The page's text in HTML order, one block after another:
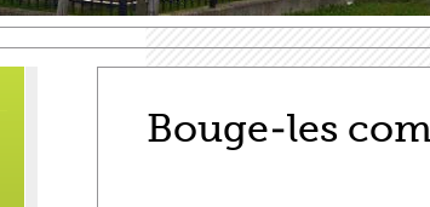
Bouge-les